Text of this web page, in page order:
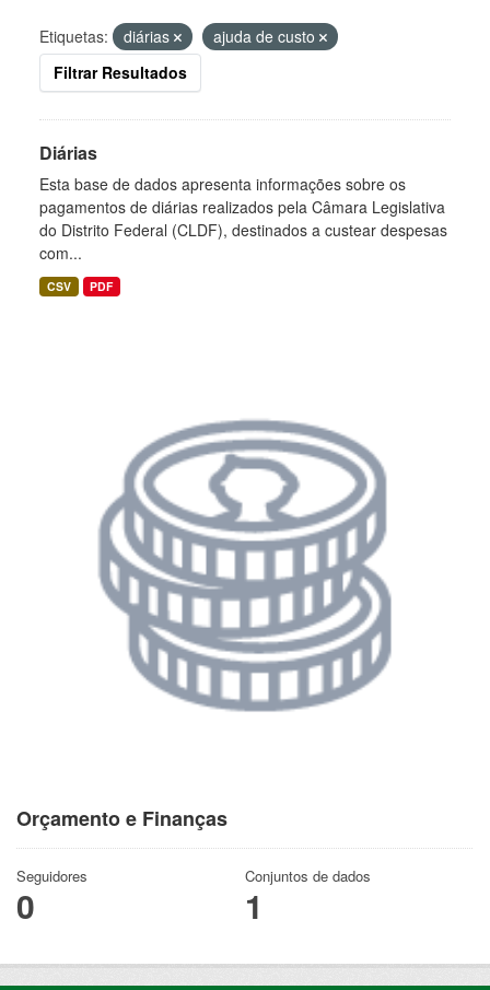
Orçamento e Finanças
Seguidores
0
Conjuntos de dados
1
Etiquetas: diárias
ajuda de custo
Filtrar Resultados
Diárias
Esta base de dados apresenta informações sobre os
pagamentos de diárias realizados pela Câmara Legislativa
do Distrito Federal (CLDF), destinados a custear despesas
com...
CSV PDF